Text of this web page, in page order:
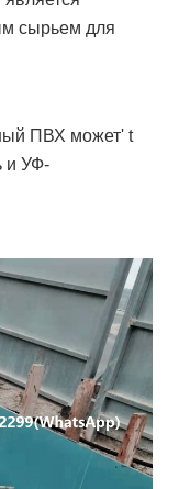
сырьем для
ПВХ может' t
и УФ-